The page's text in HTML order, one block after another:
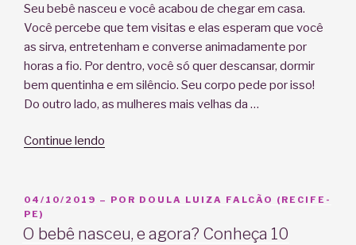
Seu bebê nasceu e você acabou de chegar em casa.
Você percebe que tem visitas e elas esperam que você
as sirva, entretenham e converse animadamente por
horas a fio. Por dentro, você só quer descansar, dormir
bem quentinha e em silêncio. Seu corpo pede por isso!
Do outro lado, as mulheres mais velhas da …
Continue lendo
resguardo
parto?”
PUBLICADO
EM
04/10/2019 – POR DOULA LUIZA FALCÃO (RECIFE-
PE)
O bebê nasceu, e agora? Conheça 10